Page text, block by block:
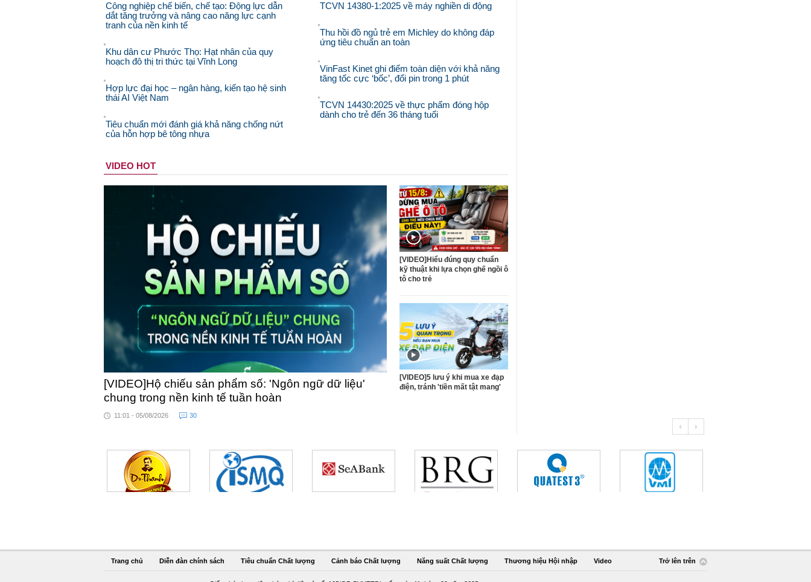
Công nghiệp chế biến, chế tạo: Động lực dẫn
dắt tăng trưởng và nâng cao năng lực cạnh
tranh của nền kinh tế
Khu dân cư Phước Thọ: Hạt nhân của quy
hoạch đô thị tri thức tại Vĩnh Long
Hợp lực đại học – ngân hàng, kiến tạo hệ sinh
thái AI Việt Nam
Tiêu chuẩn mới đánh giá khả năng chống nứt
của hỗn hợp bê tông nhựa
TCVN 14380-1:2025 về máy nghiền di động
Thu hồi đồ ngủ trẻ em Michley do không đáp
ứng tiêu chuẩn an toàn
VinFast Kinet ghi điểm toàn diện với khả năng
tăng tốc cực ‘bốc’, đổi pin trong 1 phút
TCVN 14430:2025 về thực phẩm đóng hộp
dành cho trẻ đến 36 tháng tuổi
VIDEO HOT
[VIDEO]Hộ chiếu sản phẩm số: 'Ngôn ngữ dữ liệu'
chung trong nền kinh tế tuần hoàn
11:01 - 05/08/2026 30
[VIDEO]Hiểu đúng quy chuẩn
kỹ thuật khi lựa chọn ghế ngồi ô
tô cho trẻ
[VIDEO]5 lưu ý khi mua xe đạp
điện, tránh 'tiền mất tật mang'
Trang chủ Diễn đàn chính sách Tiêu chuẩn Chất lượng Cảnh báo Chất lượng Năng suất Chất lượng Thương hiệu Hội nhập Video Trở lên trên